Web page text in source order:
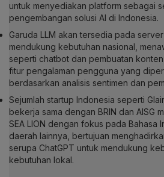
untuk menyediakan platform sebagai
pengembangan solusi AI di Indonesia.
Garuda LLM akan tersedia pada
mendukung kebutuhan nasional,
seperti chatbot dan pembuatan
fitur pengalaman pengguna yang
berdasarkan analisis sentimen dan
Sejumlah startup Indonesia seperti
bekerja sama dengan BRIN dan AISG
SEA LION dengan fokus pada Bahasa
daerah lainnya, bertujuan
serupa ChatGPT untuk mendukung
kebutuhan lokal.